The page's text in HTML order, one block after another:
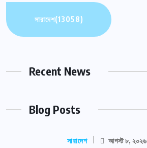
সারাদেশ(13058)
Recent News
Blog Posts
সারাদেশ আগস্ট ৮, ২০২৬